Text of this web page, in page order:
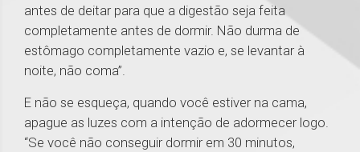
antes de deitar para que a digestão seja feita
completamente antes de dormir. Não durma de
estômago completamente vazio e, se levantar à
noite, não coma”.
E não se esqueça, quando você estiver na cama,
apague as luzes com a intenção de adormecer logo.
“Se você não conseguir dormir em 30 minutos,